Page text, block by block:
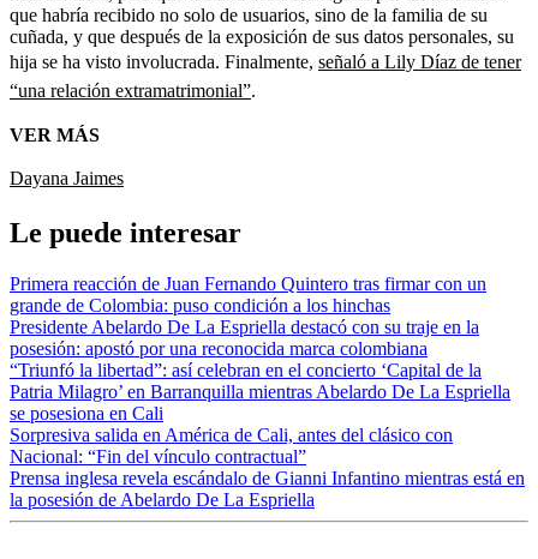
que habría recibido no solo de usuarios, sino de la familia de su
cuñada, y que después de la exposición de sus datos personales, su
hija se ha visto involucrada. Finalmente, señaló a Lily Díaz de tener
“una relación extramatrimonial”.
VER MÁS
Dayana Jaimes
Le puede interesar
Primera reacción de Juan Fernando Quintero tras firmar con un
grande de Colombia: puso condición a los hinchas
Presidente Abelardo De La Espriella destacó con su traje en la
posesión: apostó por una reconocida marca colombiana
“Triunfó la libertad”: así celebran en el concierto ‘Capital de la
Patria Milagro’ en Barranquilla mientras Abelardo De La Espriella
se posesiona en Cali
Sorpresiva salida en América de Cali, antes del clásico con
Nacional: “Fin del vínculo contractual”
Prensa inglesa revela escándalo de Gianni Infantino mientras está en
la posesión de Abelardo De La Espriella